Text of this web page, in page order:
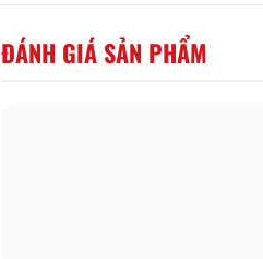
ĐÁNH GIÁ SẢN PHẨM